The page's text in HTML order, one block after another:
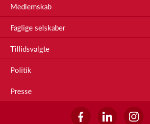
Medlemskab
Faglige selskaber
Tillidsvalgte
Politik
Presse